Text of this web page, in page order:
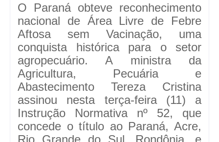
O Paraná obteve reconhecimento
nacional de Área Livre de Febre
Aftosa sem Vacinação, uma
conquista histórica para o setor
agropecuário. A ministra da
Agricultura, Pecuária e
Abastecimento Tereza Cristina
assinou nesta terça-feira (11) a
Instrução Normativa nº 52, que
concede o título ao Paraná, Acre,
Rio Grande do Sul, Rondônia, e